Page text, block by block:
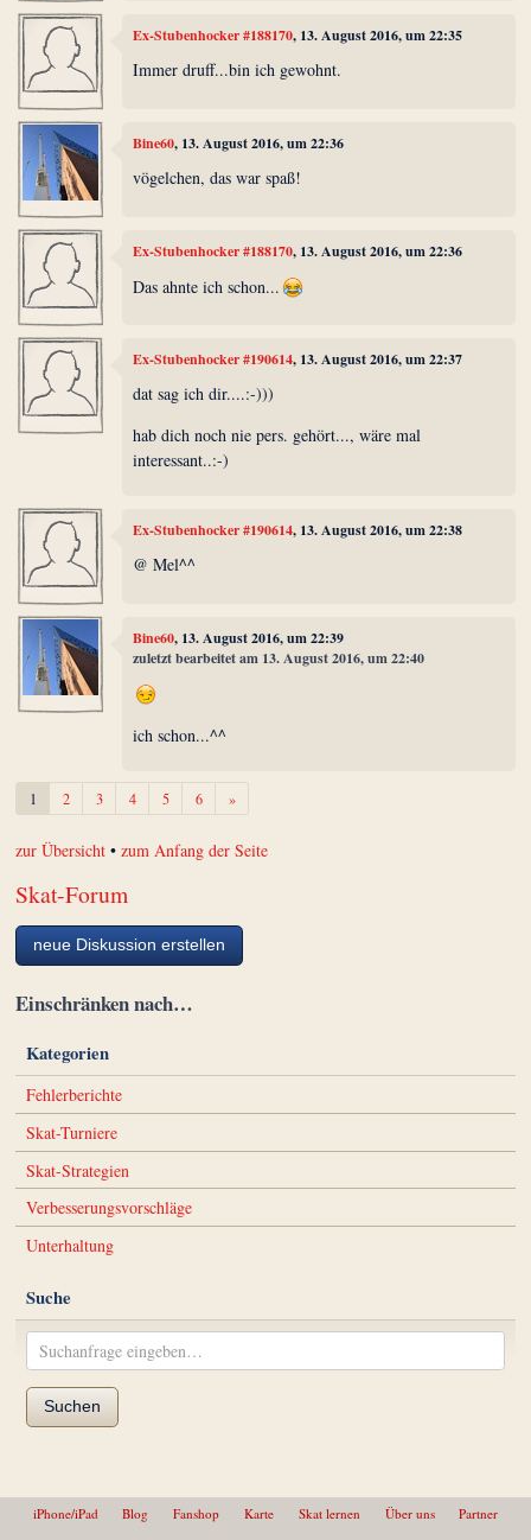
Ex-Stubenhocker #188170, 13. August 2016, um 22:35
Immer druff...bin ich gewohnt.
Bine60, 13. August 2016, um 22:36
vögelchen, das war spaß!
Ex-Stubenhocker #188170, 13. August 2016, um 22:36
Das ahnte ich schon...
Ex-Stubenhocker #190614, 13. August 2016, um 22:37
dat sag ich dir....:-)))
hab dich noch nie pers. gehört..., wäre mal
interessant..:-)
Ex-Stubenhocker #190614, 13. August 2016, um 22:38
@ Mel^^
Bine60, 13. August 2016, um 22:39
zuletzt bearbeitet am 13. August 2016, um 22:40
ich schon...^^
1 2 3 4 5 6 »Weiter
zur Übersicht •zum Anfang der Seite
Skat-Forum
neue Diskussion erstellen
Einschränken nach…
Kategorien
Fehlerberichte
Skat-Turniere
Skat-Strategien
Verbesserungsvorschläge
Unterhaltung
Suche
Suchen
iPhone/iPad Blog Fanshop Karte Skat lernen Über uns
Partner